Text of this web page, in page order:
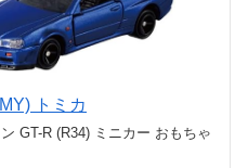
トミカ
GT-R (R34) ミニカー おもちゃ